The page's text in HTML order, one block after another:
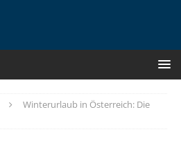
Winterurlaub in Österreich: Die